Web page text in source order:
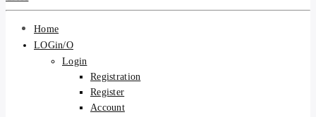
บ้าน
Home
LOGin/O
Login
Registration
Register
Account